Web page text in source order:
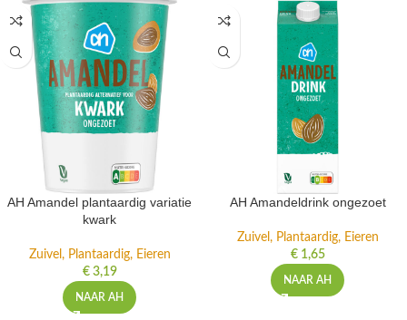
AH Amandel plantaardig variatie
kwark
Zuivel, Plantaardig, Eieren
€3,19
NAAR AH
AH Amandeldrink ongezoet
Zuivel, Plantaardig, Eieren
€1,65
NAAR AH